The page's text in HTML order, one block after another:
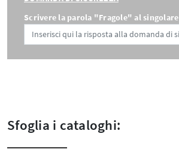
Scrivere la parola "Fragole" al singolare
Sfoglia i cataloghi: